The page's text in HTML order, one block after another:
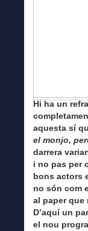
Hi ha un
aquesta sí
el monjo,
darrera
i no pas per
bons actors
no són com
al paper que
D’aquí un
el nou